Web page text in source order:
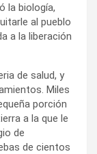
la biología,
al pueblo
a la liberación
de salud, y
Miles
porción
a la que le
de
de cientos